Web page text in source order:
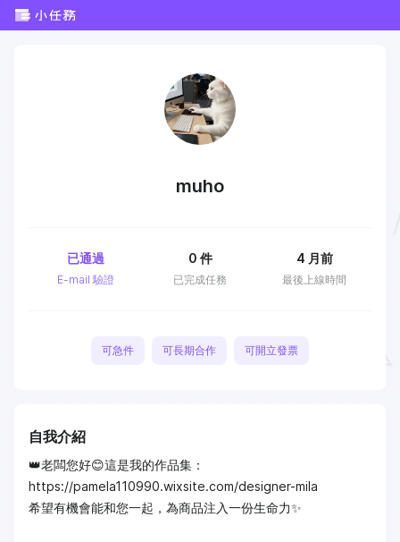
muho
E-mail 驗證
已通過
已完成任務
0 件
最後上線時間
4 月前
可急件 可長期合作 可開立發票
自我介紹
👑老闆您好😊這是我的作品集：
https://pamela110990.wixsite.com/designer-mila
希望有機會能和您一起，為商品注入一份生命力✨